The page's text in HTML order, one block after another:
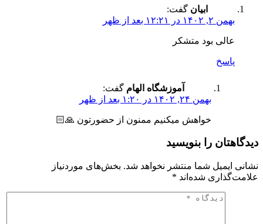
ابیان گفت:
بهمن ۲, ۱۴۰۲ در ۱۲:۲۱ بعد از ظهر
عالی بود متشکر
پاسخ
آموزشگاه الهام گفت:
بهمن ۲۴, ۱۴۰۲ در ۱:۲۰ بعد از ظهر
خواهش میکنیم ممنون از حضورتون 🙏🏻
دیدگاهتان را بنویسید
نشانی ایمیل شما منتشر نخواهد شد. بخش‌های موردنیاز
علامت‌گذاری شده‌اند *